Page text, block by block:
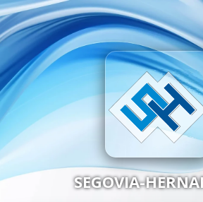
SEGOVIA-